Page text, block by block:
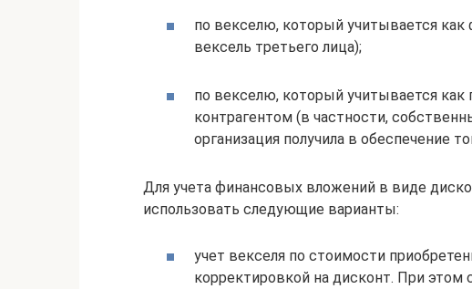
по векселю, который учитывается
вексель третьего лица);
по векселю, который учитывается как
контрагентом (в частности,
организация получила в обеспечение
Для учета финансовых вложений в виде
использовать следующие варианты:
учет векселя по стоимости
корректировкой на дисконт. При